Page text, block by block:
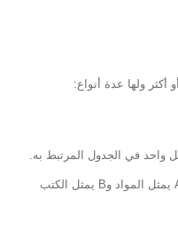
ولها عدة أنواع:
في الجدول المرتبط به.
بفرض لدينا كتب عن مواد درسية، فإذا كان A يمثل المواد وB يمثل الكتب